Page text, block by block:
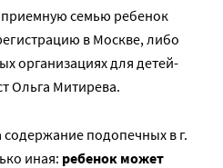
семью ребенок
в Москве, либо
организациях для детей-
Ольга Митирева.
подопечных в г.
иная: ребенок может